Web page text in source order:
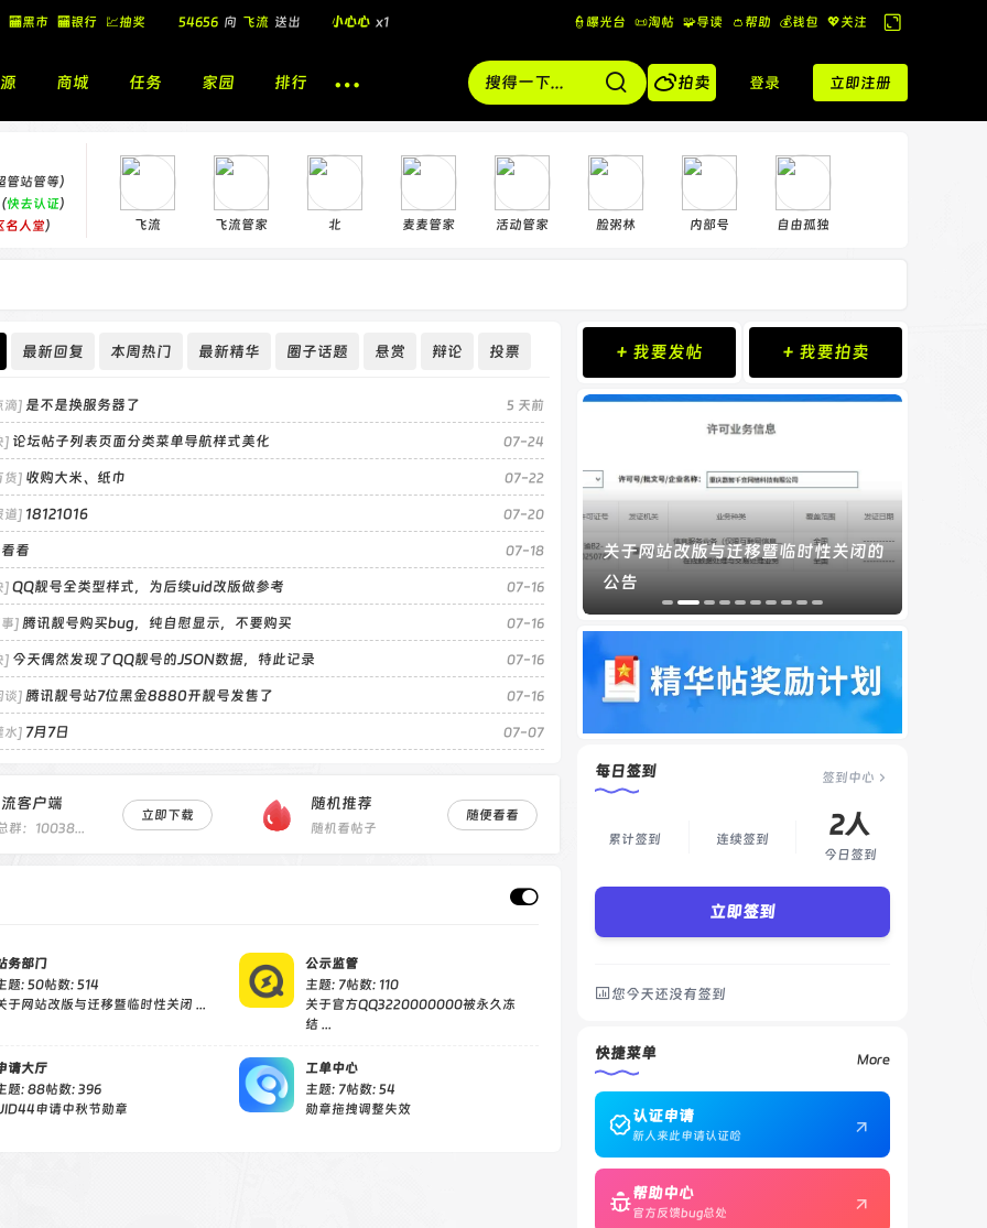
🏧黑市 🏧银行 💹抽奖 54656 向 飞流 送出 小心心 x1
飞流 向 北 酷盖墨镜
👮曝光台 📜淘帖 🧩导读 👛帮助 💰️钱包 💖关注
换
到
宽
版
商城 任务 家园 排行 拍卖 登录 立即注册
站管等）
快去认证）
名人堂） 飞流 飞流管家 北 麦麦管家 活动管家 脸粥林 内部号 自由孤独
最新回复 本周热门 最新精华 圈子话题 悬赏 辩论 投票
5 天前
滴] 是不是换服务器了
07-24
] 论坛帖子列表页面分类菜单导航样式美化
07-22
货] 收购大米、纸巾
07-20
道] 18121016
07-18
看
07-16
] QQ靓号全类型样式，为后续uid改版做参考
07-16
] 腾讯靓号购买bug，纯自慰显示，不要购买
07-16
] 今天偶然发现了QQ靓号的JSON数据，特此记录
07-16
谈] 腾讯靓号站7位黑金8880开靓号发售了
07-07
水] 7月7日
客户端
Q总群：1003810038
立即下载
随机推荐
随机看帖子
随便看看
务部门
题: 50帖数: 514
于网站改版与迁移暨临时性关闭 ...
公示监管
主题: 7帖数: 110
关于官方QQ3220000000被永久冻
结 ...
请大厅
题: 88帖数: 396
申请中秋节勋章
工单中心
主题: 7帖数: 54
勋章拖拽调整失效
+ 我要发帖 + 我要拍卖
腾讯靓号购买bug，纯自慰显示，不
要购买
每日签到 签到中心
累计签到 连续签到 2人
今日签到
立即签到
您今天还没有签到
快捷菜单 More
认证申请
新人来此申请认证哈
帮助中心
官方反馈bug总处